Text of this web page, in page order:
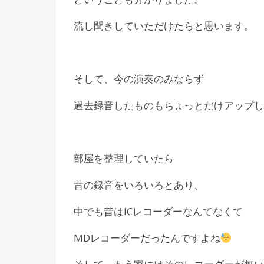
流し聞きしていただけたらと思います。
そして、今の演奏のみならず
過去録音したものもちょっとだけアップ
部屋を整理していたら
昔の録音をいろいろとあり、
中でも昔はICレコーダーなんてなくて
MDレコーダーだったんですよね